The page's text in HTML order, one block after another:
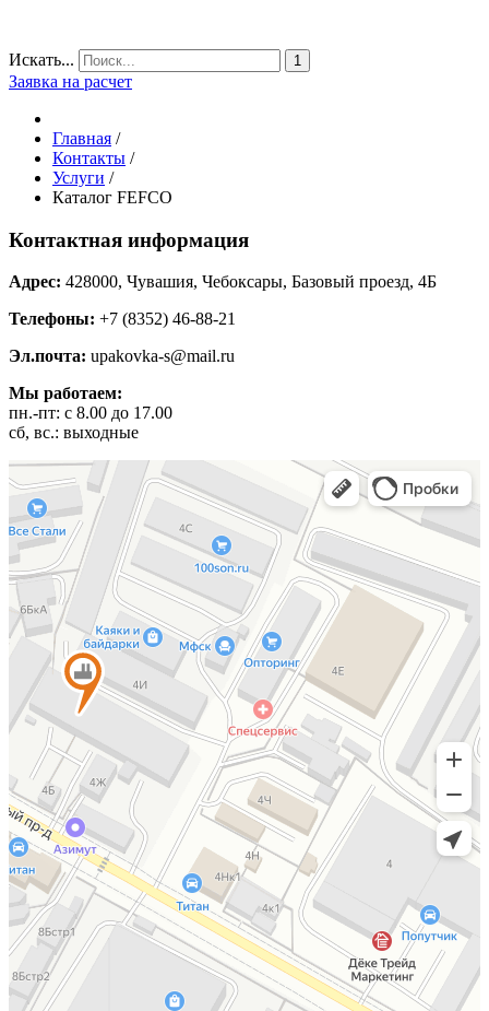
Искать... 1
Заявка на расчет
Главная /
Контакты /
Услуги /
Каталог FEFCO
Контактная информация
Адрес: 428000, Чувашия, Чебоксары, Базовый проезд, 4Б
Телефоны: +7 (8352) 46-88-21
Эл.почта: upakovka-s@mail.ru
Мы работаем:
пн.-пт: с 8.00 до 17.00
сб, вс.: выходные